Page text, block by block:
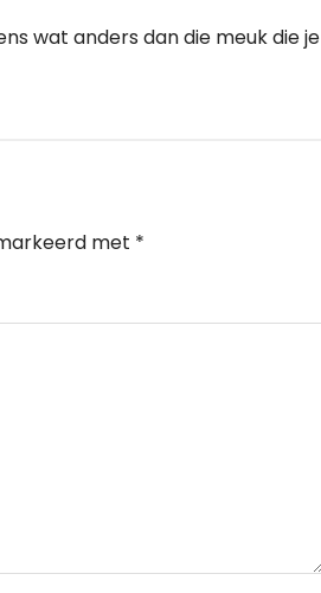
wat anders dan die meuk die je
met *